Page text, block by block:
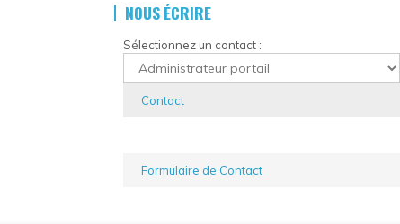
NOUS ÉCRIRE
Sélectionnez un contact :
Contact
Formulaire de Contact